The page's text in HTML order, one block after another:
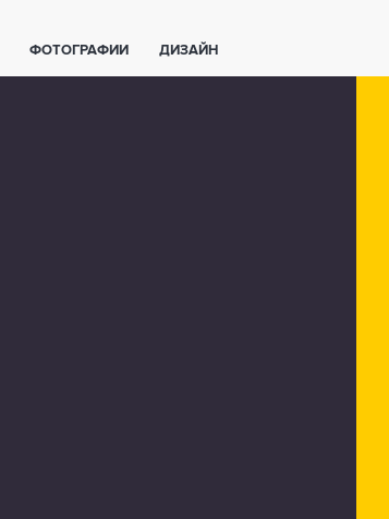
ФОТОГРАФИИ ДИЗАЙН